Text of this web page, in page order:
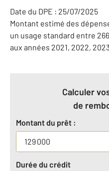
Date du DPE : 25/07/2025
Montant estimé des
un usage standard entre
aux années 2021, 2022,
Calculer
de
Montant du prêt :
Durée du crédit